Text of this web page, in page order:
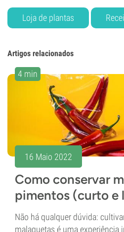
Loja de plantas
Artigos relacionados
4 min
16 Maio 2022
Como conservar
pimentos (curto e
Não há qualquer dúvida:
malaguetas é uma experiência